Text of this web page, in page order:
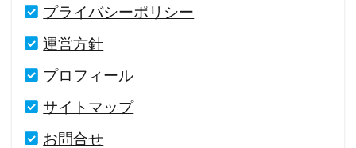
プライバシーポリシー
運営方針
プロフィール
サイトマップ
お問合せ